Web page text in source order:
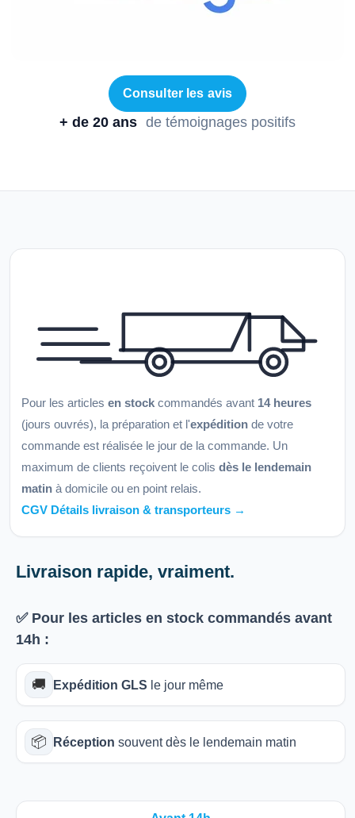
Consulter les avis
+ de 20 ans de témoignages positifs
Pour les articles en stock commandés avant 14 heures
(jours ouvrés), la préparation et l'expédition de votre
commande est réalisée le jour de la commande. Un
maximum de clients reçoivent le colis dès le lendemain
matin à domicile ou en point relais.
CGV Détails livraison & transporteurs →
Livraison rapide, vraiment.
✅ Pour les articles en stock commandés avant
14h :
🚚 Expédition GLS le jour même
📦 Réception souvent dès le lendemain matin